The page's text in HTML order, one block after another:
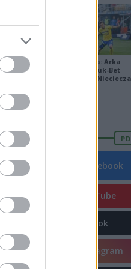
79
80
46 73
Ekstraklasa: Arka
Gdynia - Bruk-Bet
Termalica
Facebook
YouTube
TikTok
Instagram